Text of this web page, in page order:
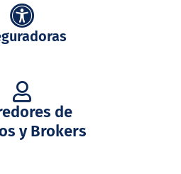
de
y Brokers